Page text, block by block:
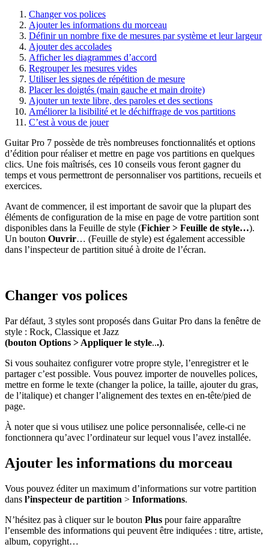
Changer vos polices
Ajouter les informations du morceau
Définir un nombre fixe de mesures par système et leur largeur
Ajouter des accolades
Afficher les diagrammes d’accord
Regrouper les mesures vides
Utiliser les signes de répétition de mesure
Placer les doigtés (main gauche et main droite)
Ajouter un texte libre, des paroles et des sections
Améliorer la lisibilité et le déchiffrage de vos partitions
C’est à vous de jouer
Guitar Pro 7 possède de très nombreuses fonctionnalités et options
d’édition pour réaliser et mettre en page vos partitions en quelques
clics. Une fois maîtrisés, ces 10 conseils vous feront gagner du
temps et vous permettront de personnaliser vos partitions, recueils et
exercices.
Avant de commencer, il est important de savoir que la plupart des
éléments de configuration de la mise en page de votre partition sont
disponibles dans la Feuille de style (Fichier > Feuille de style…).
Un bouton Ouvrir… (Feuille de style) est également accessible
dans l’inspecteur de partition situé à droite de l’écran.
Changer vos polices
Par défaut, 3 styles sont proposés dans Guitar Pro dans la fenêtre de
style : Rock, Classique et Jazz
(bouton Options > Appliquer le style...).
Si vous souhaitez configurer votre propre style, l’enregistrer et le
partager c’est possible. Vous pouvez importer de nouvelles polices,
mettre en forme le texte (changer la police, la taille, ajouter du gras,
de l’italique) et changer l’alignement des textes en en-tête/pied de
page.
À noter que si vous utilisez une police personnalisée, celle-ci ne
fonctionnera qu’avec l’ordinateur sur lequel vous l’avez installée.
Ajouter les informations du morceau
Vous pouvez éditer un maximum d’informations sur votre partition
dans l’inspecteur de partition > Informations.
N’hésitez pas à cliquer sur le bouton Plus pour faire apparaître
l’ensemble des informations qui peuvent être indiquées : titre, artiste,
album, copyright…